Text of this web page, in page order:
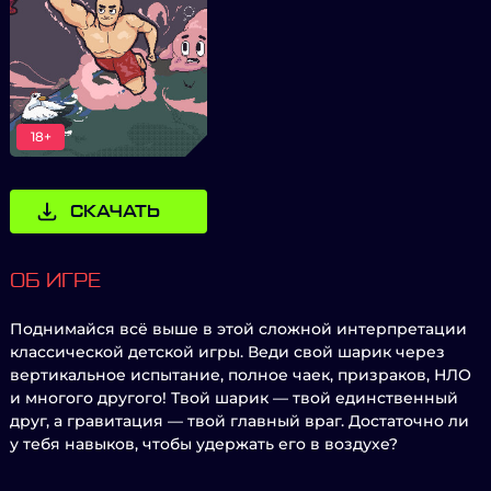
18+
СКАЧАТЬ
ОБ ИГРЕ
Поднимайся всё выше в этой сложной интерпретации
классической детской игры. Веди свой шарик через
вертикальное испытание, полное чаек, призраков, НЛО
и многого другого! Твой шарик — твой единственный
друг, а гравитация — твой главный враг. Достаточно ли
у тебя навыков, чтобы удержать его в воздухе?